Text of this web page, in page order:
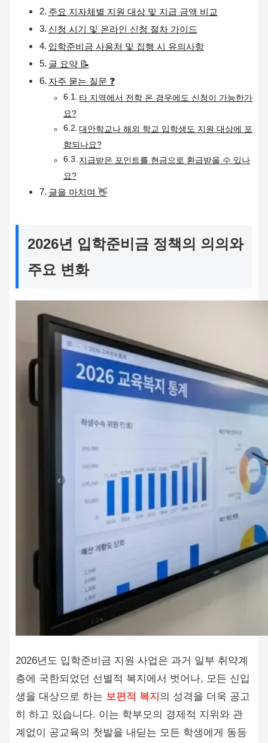
주요 지자체별 지원 대상 및 지급 금액 비교
신청 시기 및 온라인 신청 절차 가이드
입학준비금 사용처 및 집행 시 유의사항
글 요약 📝
자주 묻는 질문 ❓
타 지역에서 전학 온 경우에도 신청이 가능한가
요?
대안학교나 해외 학교 입학생도 지원 대상에 포
함되나요?
지급받은 포인트를 현금으로 환급받을 수 있나
요?
글을 마치며 👋
2026년 입학준비금 정책의 의의와
주요 변화
2026년도 입학준비금 지원 사업은 과거 일부 취약계
층에 국한되었던 선별적 복지에서 벗어나, 모든 신입
생을 대상으로 하는 보편적 복지 의 성격을 더욱 공고
히 하고 있습니다. 이는 학부모의 경제적 지위와 관
계없이 공교육의 첫발을 내딛는 모든 학생에게 동등